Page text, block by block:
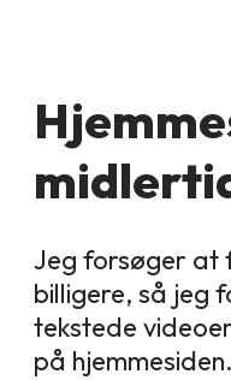
Jeg forsøger at
billigere, så jeg
tekstede
på hjemmesiden.